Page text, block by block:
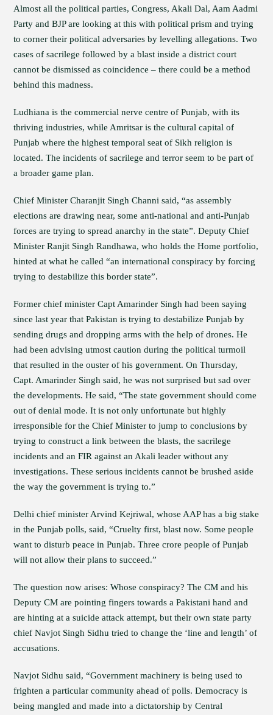
Almost all the political parties, Congress, Akali Dal, Aam Aadmi
Party and BJP are looking at this with political prism and trying
to corner their political adversaries by levelling allegations. Two
cases of sacrilege followed by a blast inside a district court
cannot be dismissed as coincidence – there could be a method
behind this madness.
Ludhiana is the commercial nerve centre of Punjab, with its
thriving industries, while Amritsar is the cultural capital of
Punjab where the highest temporal seat of Sikh religion is
located. The incidents of sacrilege and terror seem to be part of
a broader game plan.
Chief Minister Charanjit Singh Channi said, “as assembly
elections are drawing near, some anti-national and anti-Punjab
forces are trying to spread anarchy in the state”. Deputy Chief
Minister Ranjit Singh Randhawa, who holds the Home portfolio,
hinted at what he called “an international conspiracy by forcing
trying to destabilize this border state”.
Former chief minister Capt Amarinder Singh had been saying
since last year that Pakistan is trying to destabilize Punjab by
sending drugs and dropping arms with the help of drones. He
had been advising utmost caution during the political turmoil
that resulted in the ouster of his government. On Thursday,
Capt. Amarinder Singh said, he was not surprised but sad over
the developments. He said, “The state government should come
out of denial mode. It is not only unfortunate but highly
irresponsible for the Chief Minister to jump to conclusions by
trying to construct a link between the blasts, the sacrilege
incidents and an FIR against an Akali leader without any
investigations. These serious incidents cannot be brushed aside
the way the government is trying to.”
Delhi chief minister Arvind Kejriwal, whose AAP has a big stake
in the Punjab polls, said, “Cruelty first, blast now. Some people
want to disturb peace in Punjab. Three crore people of Punjab
will not allow their plans to succeed.”
The question now arises: Whose conspiracy? The CM and his
Deputy CM are pointing fingers towards a Pakistani hand and
are hinting at a suicide attack attempt, but their own state party
chief Navjot Singh Sidhu tried to change the ‘line and length’ of
accusations.
Navjot Sidhu said, “Government machinery is being used to
frighten a particular community ahead of polls. Democracy is
being mangled and made into a dictatorship by Central